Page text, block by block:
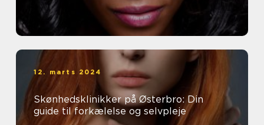
12. marts 2024
Skønhedsklinikker på Østerbro: Din
guide til forkælelse og selvpleje